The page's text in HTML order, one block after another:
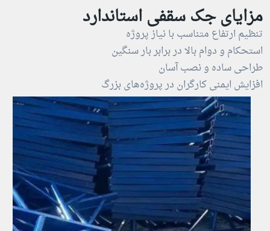
مزایای جک سقفی استاندارد
تنظیم ارتفاع متناسب با نیاز پروژه
استحکام و دوام بالا در برابر بار سنگین
طراحی ساده و نصب آسان
افزایش ایمنی کارگران در پروژه‌های بزرگ